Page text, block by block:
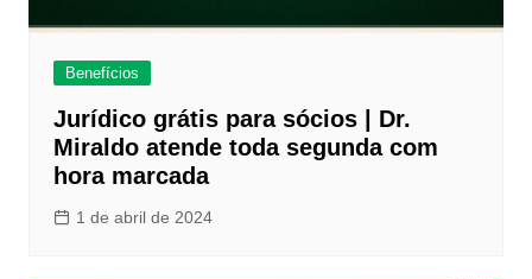
Benefícios
Jurídico grátis para sócios | Dr.
Miraldo atende toda segunda com
hora marcada
1 de abril de 2024